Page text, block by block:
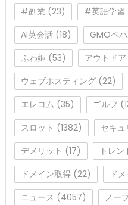
#副業 (23) #英語学習
AI英会話(18) GMOペ
ふわ姫 (53) アウトドア
ウェブホスティング(22)
エレコム (35) ゴルフ
スロット (1382) セキュ
デメリット (17) トレン
ドメイン取得(22) ド
ニュース (4057) ノー